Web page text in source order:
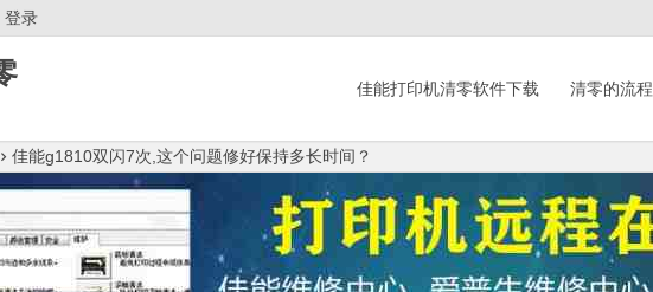
登录
佳能打印机清零软件下载 清零的流程
佳能g1810双闪7次,这个问题修好保持多长时间？